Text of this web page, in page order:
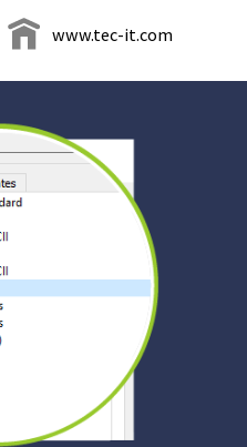
www.tec-it.com